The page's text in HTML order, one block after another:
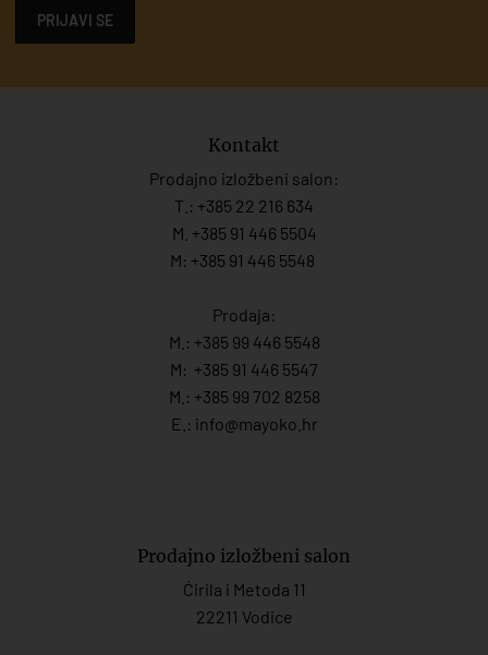
PRIJAVI SE
Kontakt
Prodajno izložbeni salon:
T.: +385 22 216 634
M. +385 91 446 5504
M: +385 91 446 5548
Prodaja:
M.: +385 99 446 5548
M: +385 91 446 5547
M.: +385 99 702 8258
E.: info@mayoko. hr
Prodajno izložbeni salon
Ćirila i Metoda 11
22211 Vodice